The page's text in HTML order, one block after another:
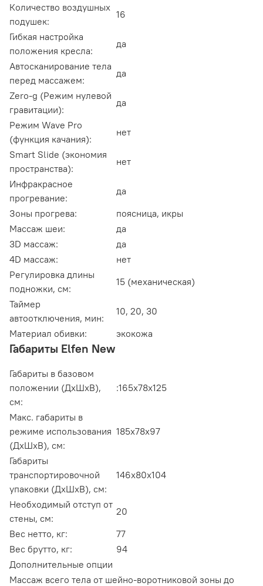
Количество воздушных
подушек:
16
Гибкая настройка
положения кресла:
да
Автосканирование тела
перед массажем:
да
Zero-g (Режим нулевой
гравитации):
да
Режим Wave Pro
(функция качания):
нет
Smart Slide (экономия
пространства):
нет
Инфракрасное
прогревание:
да
Зоны прогрева:
поясница, икры
Массаж шеи:
да
3D массаж:
да
4D массаж:
нет
Регулировка длины
подножки, см:
15 (механическая)
Таймер
автоотключения, мин:
10, 20, 30
Материал обивки:
экокожа
Габариты Elfen New
Габариты в базовом
положении (ДxШxВ),
см:
:165х78х125
Макс. габариты в
режиме использования
(ДxШxВ), см:
185х78х97
Габариты
транспортировочной
упаковки (ДxШxВ), см:
146х80х104
Необходимый отступ от
стены, см:
20
Вес нетто, кг:
77
Вес брутто, кг:
94
Дополнительные опции
Массаж всего тела от шейно-воротниковой зоны до